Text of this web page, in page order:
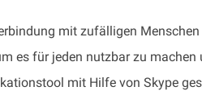
mit zufälligen
es für jeden nutzbar zu
mit Hilfe von Skype